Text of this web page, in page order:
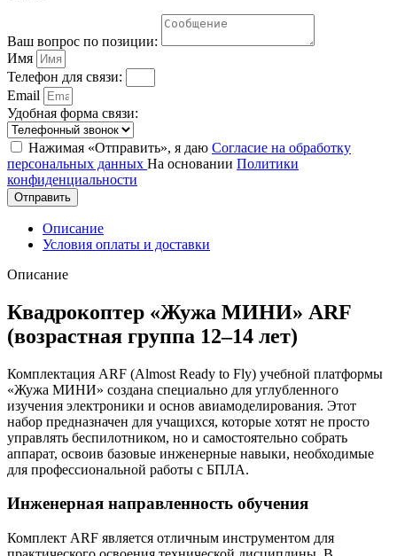
Ваш вопрос по позиции:
Имя
Телефон для связи:
Email
Удобная форма связи:
Нажимая «Отправить», я даю Согласие на обработку
персональных данных На основании Политики
конфиденциальности
Отправить
Описание
Условия оплаты и доставки
Описание
Квадрокоптер «Жужа МИНИ» ARF
(возрастная группа 12–14 лет)
Комплектация ARF (Almost Ready to Fly) учебной платформы
«Жужа МИНИ» создана специально для углубленного
изучения электроники и основ авиамоделирования. Этот
набор предназначен для учащихся, которые хотят не просто
управлять беспилотником, но и самостоятельно собрать
аппарат, освоив базовые инженерные навыки, необходимые
для профессиональной работы с БПЛА.
Инженерная направленность обучения
Комплект ARF является отличным инструментом для